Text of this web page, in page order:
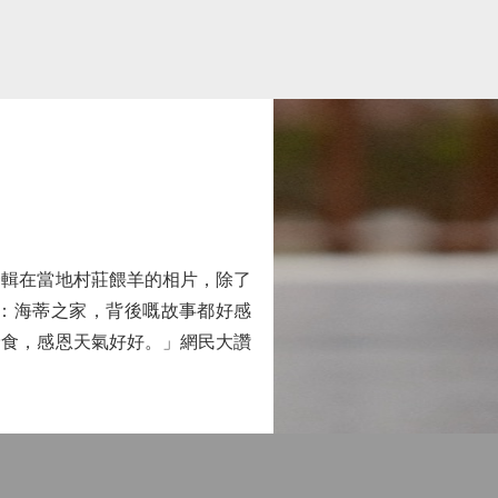
在當地村莊餵羊的相片，除了
海蒂之家，背後嘅故事都好感
，感恩天氣好好。」網民大讚